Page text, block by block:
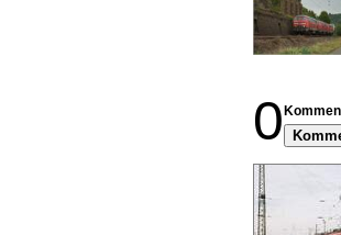
0